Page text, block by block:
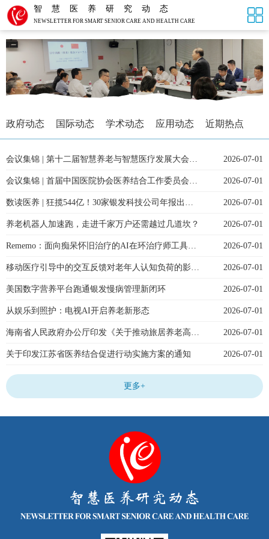
智慧医养研究动态
NEWSLETTER FOR SMART SENIOR CARE AND HEALTH CARE
政府动态 国际动态 学术动态 应用动态 近期热点
2026-07-01
会议集锦 | 第十二届智慧养老与智慧医疗发展大会圆满举行
2026-07-01
会议集锦 | 首届中国医院协会医养结合工作委员会学术年会举办
2026-07-01
数读医养 | 狂揽544亿！30家银发科技公司年报出炉，巨头与黑马谁在抢位万亿蓝海？
2026-07-01
养老机器人加速跑，走进千家万户还需越过几道坎？
2026-07-01
Rememo：面向痴呆怀旧治疗的AI在环治疗师工具设计
2026-07-01
移动医疗引导中的交互反馈对老年人认知负荷的影响： 一项对比实验研究
2026-07-01
美国数字营养平台跑通银发慢病管理新闭环
2026-07-01
从娱乐到照护：电视AI开启养老新形态
2026-07-01
海南省人民政府办公厅印发《关于推动旅居养老高质量发展的若干措施》的通知
2026-07-01
关于印发江苏省医养结合促进行动实施方案的通知
更多+